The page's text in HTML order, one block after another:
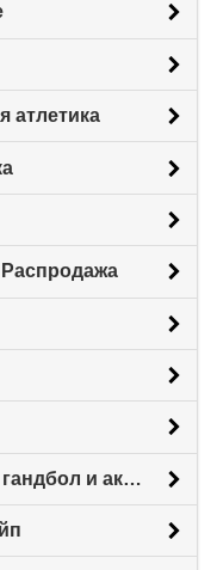
атлетика
Футбол баскетбол волейбол гандбол и аксессуары